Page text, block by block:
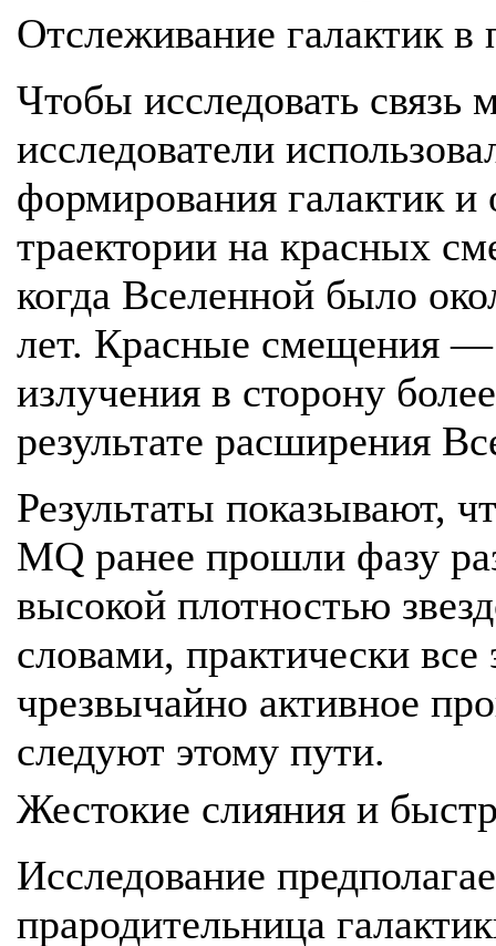
Отслеживание галактик
Чтобы исследовать
исследователи
формирования галактик
траектории на красных
когда Вселенной было
лет. Красные смещения —
излучения в сторону
результате расширения
Результаты показывают,
MQ ранее прошли фазу
высокой плотностью
словами, практически
чрезвычайно активное
следуют этому пути.
Жестокие слияния и
Исследование
прародительница